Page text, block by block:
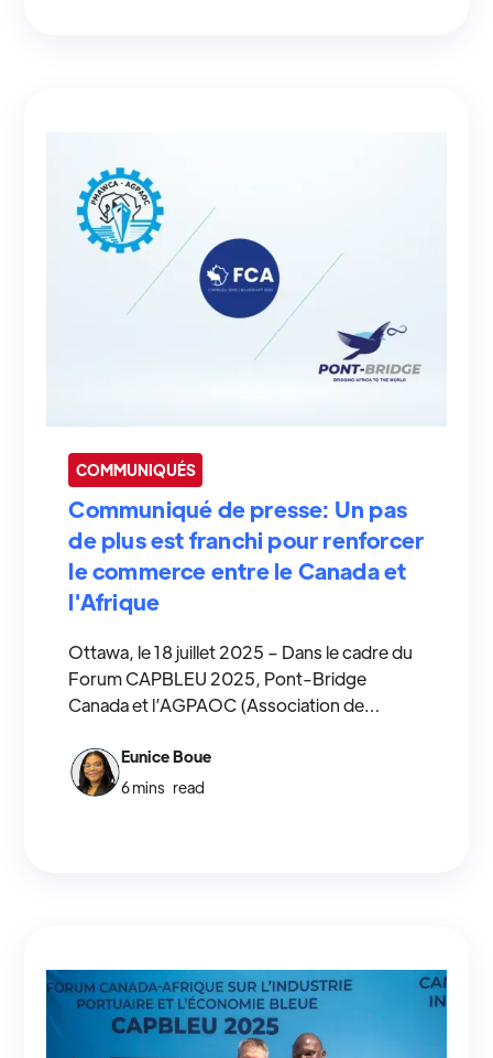
COMMUNIQUÉS
Communiqué de presse: Un pas
de plus est franchi pour renforcer
le commerce entre le Canada et
l'Afrique
Ottawa, le 18 juillet 2025 – Dans le cadre du
Forum CAPBLEU 2025, Pont-Bridge
Canada et l’AGPAOC (Association de
du Centre) ont signé un protocole d’entente
historique.
Eunice Boue
6 mins read